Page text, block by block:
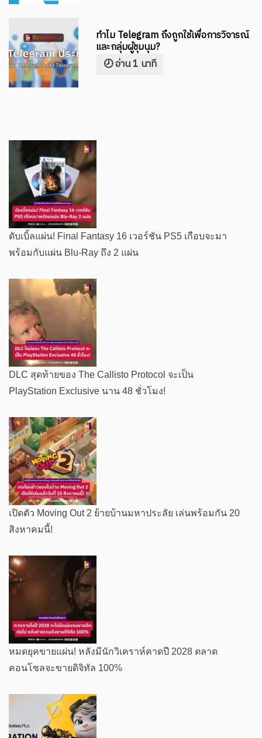
ทำไม Telegram ถึงถูกใช้เพื่อการวิจารณ์
และกลุ่มผู้ชุมนุม?
ดับเบิ้ลแผ่น! Final Fantasy 16 เวอร์ชัน PS5 เกือบจะมา
พร้อมกับแผ่น Blu-Ray ถึง 2 แผ่น
DLC สุดท้ายของ The Callisto Protocol จะเป็น
PlayStation Exclusive นาน 48 ชั่วโมง!
เปิดตัว Moving Out 2 ย้ายบ้านมหาประลัย เล่นพร้อมกัน 20
สิงหาคมนี้!
หมดยุคขายแผ่น! หลังมีนักวิเคราห์คาดปี 2028 ตลาด
คอนโซลจะขายดิจิทัล 100%